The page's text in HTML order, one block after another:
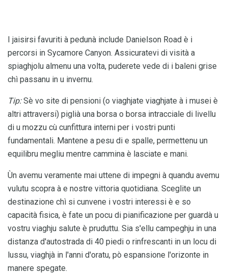
I jaisirsi favuriti à pedunà include Danielson Road è i
percorsi in Sycamore Canyon. Assicuratevi di visità a
spiaghjolu almenu una volta, puderete vede di i baleni grise
chì passanu in u invernu.
Tip:Sè vo site di pensioni (o viaghjate viaghjate à i musei è
altri attraversi) piglià una borsa o borsa intracciale di livellu
di u mozzu cù cunfittura interni per i vostri punti
fundamentali. Mantene a pesu di e spalle, permettenu un
equilibru megliu mentre cammina è lasciate e mani.
Ùn avemu veramente mai uttene di impegni à quandu avemu
vulutu scopra à e nostre vittoria quotidiana. Sceglite un
destinazione chì si cunvene i vostri interessi è e so
capacità fisica, è fate un pocu di pianificazione per guardà u
vostru viaghju salute è pruduttu. Sia s'ellu campeghju in una
distanza d'autostrada di 40 piedi o rinfrescanti in un locu di
lussu, viaghjà in l'anni d'oratu, pò espansione l'orizonte in
manere spegate.